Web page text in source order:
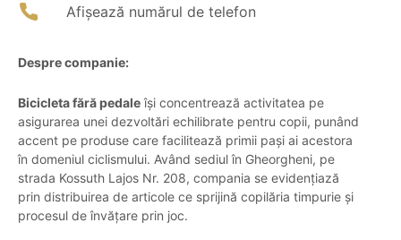
Afișează numărul de telefon
Despre companie:
Bicicleta fără pedaleîși concentrează activitatea pe
asigurarea unei dezvoltări echilibrate pentru copii, punând
accent pe produse care facilitează primii pași ai acestora
în domeniul ciclismului. Având sediul în Gheorgheni, pe
strada Kossuth Lajos Nr. 208, compania se evidențiază
prin distribuirea de articole ce sprijină copilăria timpurie și
procesul de învățare prin joc.